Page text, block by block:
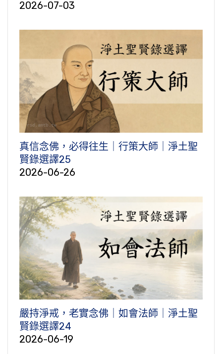
2026-07-03
真信念佛，必得往生｜行策大師｜淨土聖
賢錄選譯25
2026-06-26
嚴持淨戒，老實念佛｜如會法師｜淨土聖
賢錄選譯24
2026-06-19